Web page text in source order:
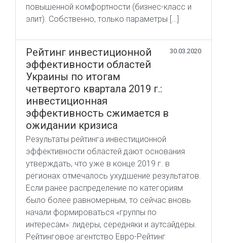
повышенной комфортности (бизнес-класс и
элит). Собственно, только параметры […]
Рейтинг инвестиционной
эффективности областей
Украины по итогам
четвертого квартала 2019 г.:
инвестиционная
эффективность сжимается в
ожидании кризиса
30.03.2020
Результаты рейтинга инвестиционной
эффективности областей дают основания
утверждать, что уже в конце 2019 г. в
регионах отмечалось ухудшение результатов.
Если ранее распределение по категориям
было более равномерным, то сейчас вновь
начали формироваться «группы по
интересам»: лидеры, середняки и аутсайдеры.
Рейтинговое агентство Евро-Рейтинг